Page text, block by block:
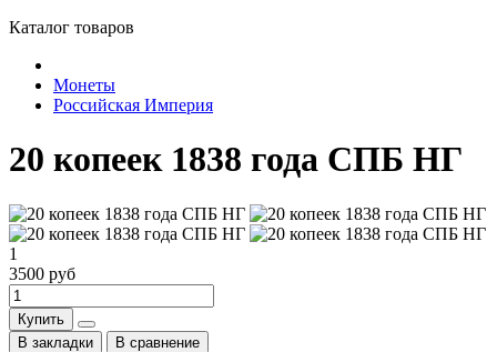
Каталог товаров
Монеты
Российская Империя
20 копеек 1838 года СПБ НГ
1
3500 руб
Купить
В закладки
В сравнение